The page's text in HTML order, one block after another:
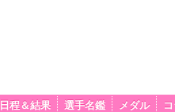
日程＆結果 選手名鑑 メダル